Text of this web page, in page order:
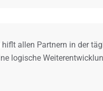
allen Partnern in der
logische